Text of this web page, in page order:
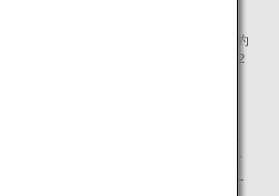
空券のご購入を検討される際に、ご予約
保できる便利なサービスです（発券の72
ービス
を、洗練された空間でおくつろぎくださ
トからの事前予約がおトクです。（メキ